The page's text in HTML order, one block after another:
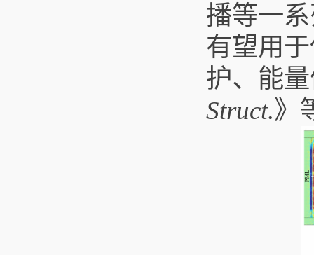
播等一
有望用
护、能
Struct.》